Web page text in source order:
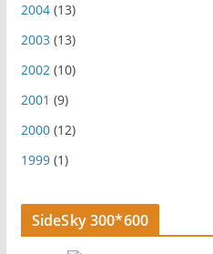
2004(13)
2003(13)
2002(10)
2001 (9)
2000(12)
1999(1)
SideSky 300*600